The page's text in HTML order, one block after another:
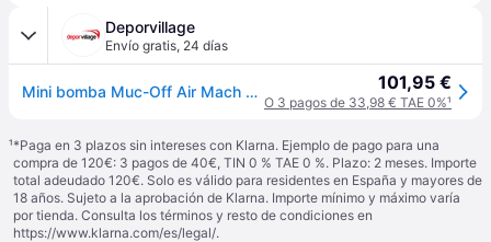
Deporvillage
Envío gratis, 24 días
Mini bomba Muc-Off Air Mach Pro Mini Electric negro - Black 101,95 €
O 3 pagos de 33,98 € TAE 0%¹
¹*Paga en 3 plazos sin intereses con Klarna. Ejemplo de pago para una
compra de 120€: 3 pagos de 40€, TIN 0 % TAE 0 %. Plazo: 2 meses. Importe
total adeudado 120€. Solo es válido para residentes en España y mayores de
18 años. Sujeto a la aprobación de Klarna. Importe mínimo y máximo varía
por tienda. Consulta los términos y resto de condiciones en
https://www.klarna.com/es/legal/.